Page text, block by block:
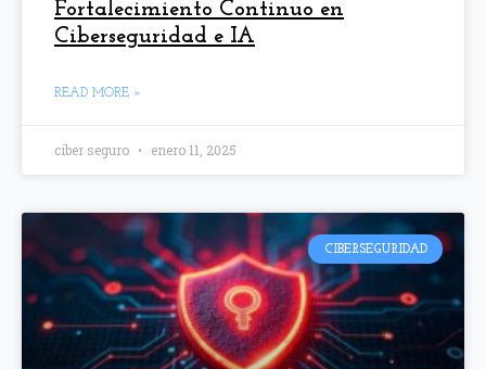
Fortalecimiento Continuo en
Ciberseguridad e IA
READ MORE »
ciber seguro enero 11, 2025
CIBERSEGURIDAD